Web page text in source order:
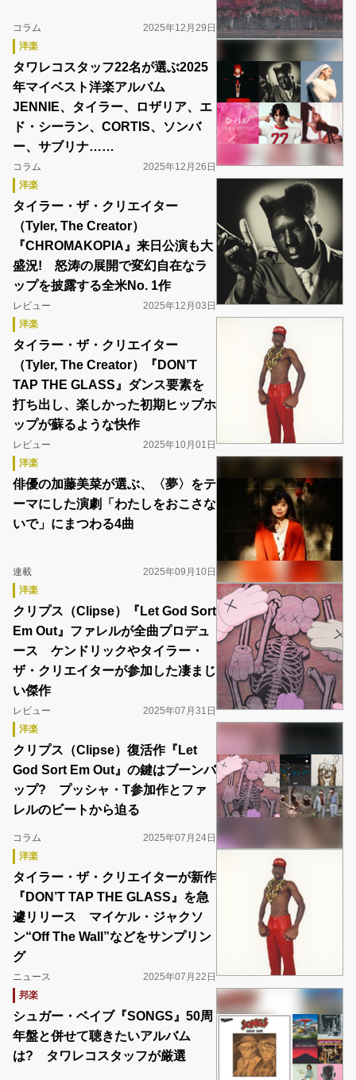
コラム
2025年12月29日
洋楽
タワレコスタッフ22名が選ぶ2025
年マイベスト洋楽アルバム
JENNIE、タイラー、ロザリア、エ
ド・シーラン、CORTIS、ソンバ
ー、サブリナ……
コラム
2025年12月26日
洋楽
タイラー・ザ・クリエイター
（Tyler, The Creator）
『CHROMAKOPIA』来日公演も大
盛況! 怒涛の展開で変幻自在なラ
ップを披露する全米No. 1作
レビュー
2025年12月03日
洋楽
タイラー・ザ・クリエイター
（Tyler, The Creator）『DON’T
TAP THE GLASS』ダンス要素を
打ち出し、楽しかった初期ヒップホ
ップが蘇るような快作
レビュー
2025年10月01日
洋楽
俳優の加藤美菜が選ぶ、〈夢〉をテ
ーマにした演劇「わたしをおこさな
いで」にまつわる4曲
連載
2025年09月10日
洋楽
クリプス（Clipse）『Let God Sort
Em Out』ファレルが全曲プロデュ
ース ケンドリックやタイラー・
ザ・クリエイターが参加した凄まじ
い傑作
レビュー
2025年07月31日
洋楽
クリプス（Clipse）復活作『Let
God Sort Em Out』の鍵はブーンバ
ップ? プッシャ・T参加作とファ
レルのビートから迫る
コラム
2025年07月24日
洋楽
タイラー・ザ・クリエイターが新作
『DON’T TAP THE GLASS』を急
遽リリース マイケル・ジャクソ
ン“Off The Wall”などをサンプリン
グ
ニュース
2025年07月22日
邦楽
シュガー・ベイブ『SONGS』50周
年盤と併せて聴きたいアルバム
は? タワレコスタッフが厳選